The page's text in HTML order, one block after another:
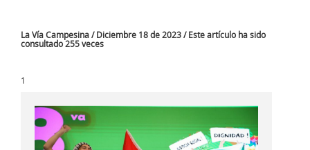
La Vía Campesina / Diciembre 18 de 2023 / Este artículo ha sido
consultado 255 veces
1